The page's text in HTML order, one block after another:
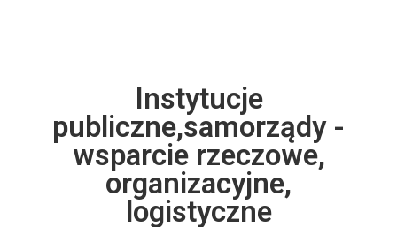
Instytucje
publiczne,samorządy -
wsparcie rzeczowe,
organizacyjne,
logistyczne